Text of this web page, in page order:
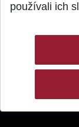
©
používali ich